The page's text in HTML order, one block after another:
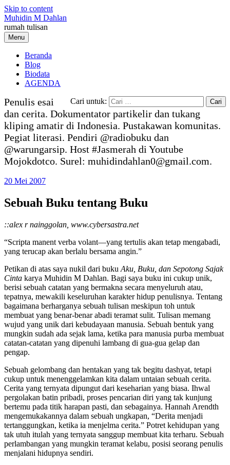
Skip to content
Muhidin M Dahlan
rumah tulisan
Menu
Beranda
Blog
Biodata
AGENDA
Cari untuk:
Penulis esai
dan cerita. Dokumentator partikelir dan tukang
kliping amatir di Indonesia. Pustakawan komunitas.
Pegiat literasi. Pendiri @radiobuku dan
@warungarsip. Host #Jasmerah di Youtube
Mojokdotco. Surel: muhidindahlan0@gmail.com.
20 Mei 2007
Sebuah Buku tentang Buku
::alex r nainggolan, www.cybersastra.net
“Scripta manent verba volant—yang tertulis akan tetap mengabadi,
yang terucap akan berlalu bersama angin.”
Petikan di atas saya nukil dari buku Aku, Buku, dan Sepotong Sajak
Cinta karya Muhidin M Dahlan. Bagi saya buku ini cukup unik,
berisi sebuah catatan yang bermakna secara menyeluruh atau,
tepatnya, mewakili keseluruhan karakter hidup penulisnya. Tentang
bagaimana berharganya sebuah tulisan meskipun toh untuk
membuat yang benar-benar abadi teramat sulit. Tulisan memang
wujud yang unik dari kebudayaan manusia. Sebuah bentuk yang
mungkin sudah ada sejak lama, ketika para manusia purba membuat
catatan-catatan yang dipenuhi lambang di gua-gua gelap dan
pengap.
Sebuah gelombang dan hentakan yang tak begitu dashyat, tetapi
cukup untuk menenggelamkan kita dalam untaian sebuah cerita.
Cerita yang ternyata dipungut dari keseharian yang biasa. Ihwal
pergolakan batin pribadi, proses pencarian diri yang tak kunjung
bertemu pada titik harapan pasti, dan sebagainya. Hannah Arendth
mengemukakannya dalam sebuah ungkapan, “Derita menjadi
tertanggungkan, ketika ia menjelma cerita.” Potret kehidupan yang
tak utuh itulah yang ternyata sanggup membuat kita terharu. Sebuah
perlambangan yang mungkin teramat kelabu, posisi seorang penulis
menjalani hidupnya sendiri.